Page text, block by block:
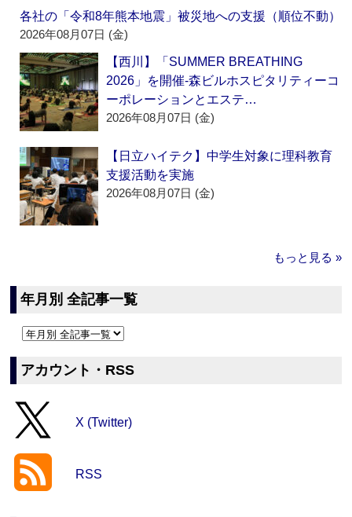
各社の「令和8年熊本地震」被災地への支援（順位不動）
2026年08月07日 (金)
【西川】「SUMMER BREATHING
2026」を開催‐森ビルホスピタリティーコ
ーポレーションとエステ…
2026年08月07日 (金)
【日立ハイテク】中学生対象に理科教育
支援活動を実施
2026年08月07日 (金)
もっと見る »
年月別 全記事一覧
アカウント・RSS
X (Twitter)
RSS